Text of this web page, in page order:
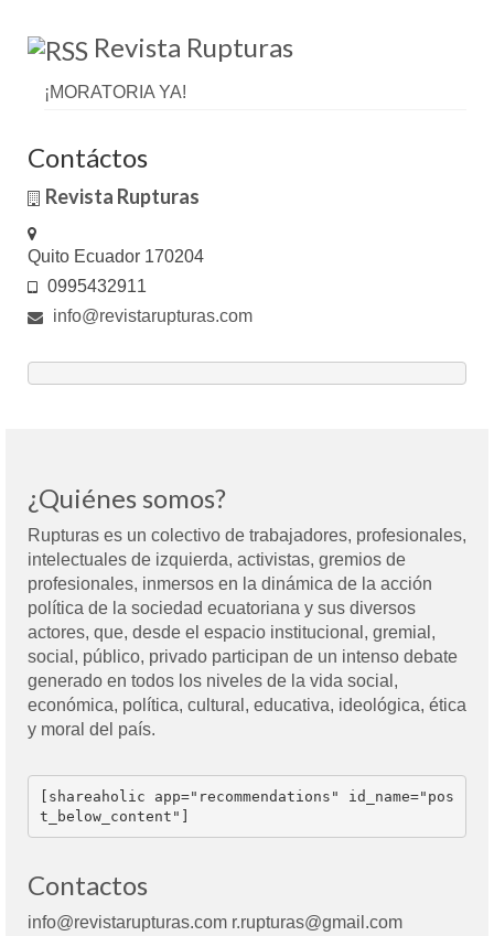
Revista Rupturas
¡MORATORIA YA!
Contáctos
Revista Rupturas
Quito Ecuador 170204
0995432911
info@revistarupturas.com
¿Quiénes somos?
Rupturas es un colectivo de trabajadores, profesionales,
intelectuales de izquierda, activistas, gremios de
profesionales, inmersos en la dinámica de la acción
política de la sociedad ecuatoriana y sus diversos
actores, que, desde el espacio institucional, gremial,
social, público, privado participan de un intenso debate
generado en todos los niveles de la vida social,
económica, política, cultural, educativa, ideológica, ética
y moral del país.
[shareaholic app="recommendations" id_name="pos
t_below_content"]
Contactos
info@revistarupturas.com r.rupturas@gmail.com